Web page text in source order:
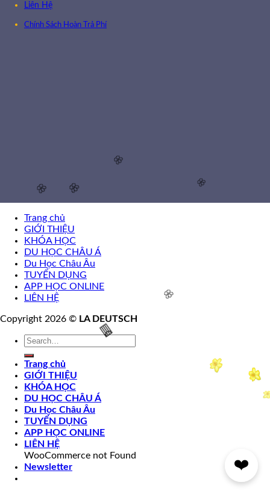
🌸
🌸
🧧
Liên Hệ
Chính Sách Hoàn Trả Phí
Trang chủ
GIỚI THIỆU
KHÓA HỌC
DU HỌC CHÂU Á
Du Học Châu Âu
TUYỂN DỤNG
APP HỌC ONLINE
LIÊN HỆ
Copyright 2026 © LA DEUTSCH
Trang chủ
GIỚI THIỆU
KHÓA HỌC
DU HỌC CHÂU Á
Du Học Châu Âu
TUYỂN DỤNG
APP HỌC ONLINE
LIÊN HỆ
WooCommerce not Found
Newsletter
❤️